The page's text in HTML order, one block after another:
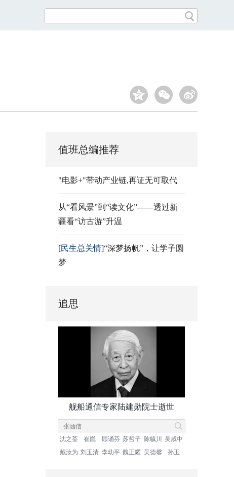
值班总编推荐
"电影+"带动产业链,再证无可取代
从“看风景”到“读文化”——透过新
疆看“访古游”升温
[民生总关情]“深梦扬帆”，让学子圆
梦
追思
舰船通信专家陆建勋院士逝世
沈之荃 崔崑 顾诵芬 苏哲子 陈毓川
吴咸中
戴汝为 刘玉清 李幼平 魏正耀 吴德馨 孙玉